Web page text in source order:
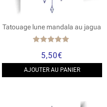
Tatouage lune mandala au jagua
5.00
sur 5
5,50€
AJOUTER AU PANIER